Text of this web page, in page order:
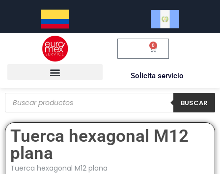
0
Solicita servicio
BUSCAR
Tuerca hexagonal M12
plana
Tuerca hexagonal M12 plana